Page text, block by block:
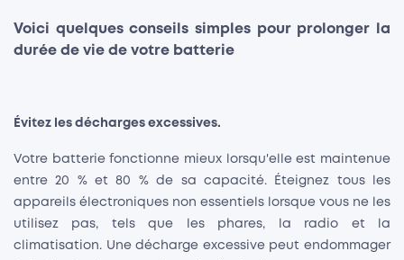
Voici quelques conseils simples pour prolonger la
durée de vie de votre batterie
Évitez les décharges excessives.
Votre batterie fonctionne mieux lorsqu'elle est maintenue
entre 20 % et 80 % de sa capacité. Éteignez tous les
appareils électroniques non essentiels lorsque vous ne les
utilisez pas, tels que les phares, la radio et la
climatisation. Une décharge excessive peut endommager